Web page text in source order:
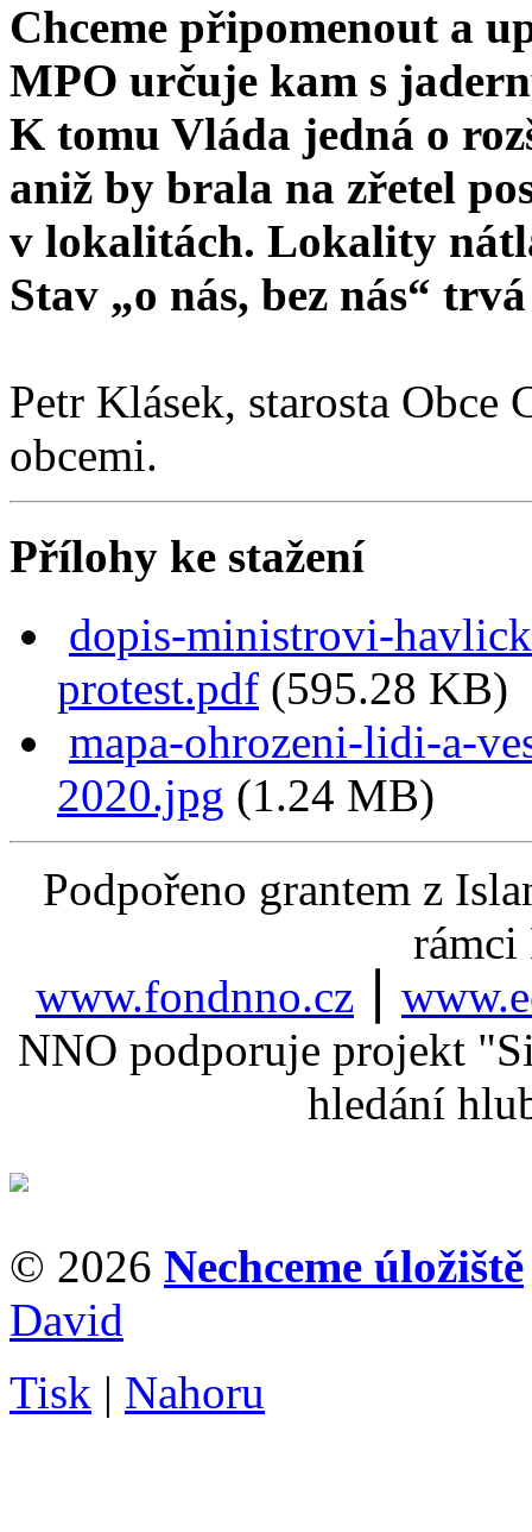
Chceme připomenout a
MPO určuje kam s
K tomu Vláda jedná o
aniž by brala na zřetel
v lokalitách. Lokality
Stav „o nás, bez nás“
Petr Klásek, starosta Obce
obcemi.
Přílohy ke stažení
dopis-ministrovi-
protest.pdf (595.28 KB)
mapa-ohrozeni-lidi-a-
2020.jpg (1.24 MB)
Podpořeno grantem z
rámci
www.fondnno.cz
NNO podporuje projekt
hledání
© 2026 Nechceme úložiště
David
Tisk | Nahoru